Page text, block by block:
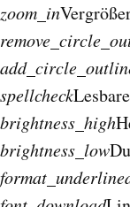
zoom_in
spellcheck
brightness_high
brightness_low